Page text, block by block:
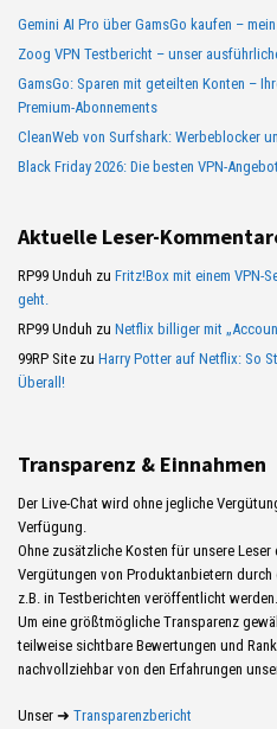
Gemini AI Pro über GamsGo kaufen –
Zoog VPN Testbericht – unser
GamsGo: Sparen mit geteilten Konten –
Premium-Abonnements
CleanWeb von Surfshark: Werbeblocker
Black Friday 2026: Die besten VPN-
Aktuelle Leser-
RP99 Unduh zu Fritz!Box mit einem VPN-
geht.
RP99 Unduh zu Netflix billiger mit
99RP Site zu Harry Potter auf Netflix: So
Überall!
Transparenz & Einnahmen
Der Live-Chat wird ohne jegliche
Verfügung.
Ohne zusätzliche Kosten für unsere
Vergütungen von Produktanbietern
z.B. in Testberichten veröffentlicht werden.
Um eine größtmögliche Transparenz
teilweise sichtbare Bewertungen und
nachvollziehbar von den Erfahrungen
Unser ➜ Transparenzbericht